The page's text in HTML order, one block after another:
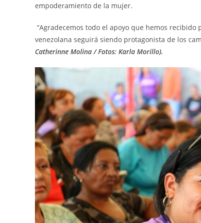
empoderamiento de la mujer.
“Agradecemos todo el apoyo que hemos
venezolana seguirá siendo protagonista de los
Catherinne Molina / Fotos: Karla Morillo).